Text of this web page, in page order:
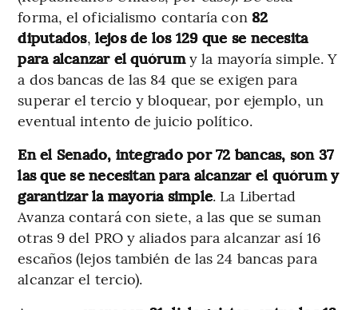
forma, el oficialismo contaría con 82
diputados, lejos de los 129 que se necesita
para alcanzar el quórumy la mayoría simple. Y
a dos bancas de las 84 que se exigen para
superar el tercio y bloquear, por ejemplo, un
eventual intento de juicio político.
En el Senado, integrado por 72 bancas, son 37
las que se necesitan para alcanzar el quórum y
garantizar la mayoría simple. La Libertad
Avanza contará con siete, a las que se suman
otras 9 del PRO y aliados para alcanzar así 16
escaños (lejos también de las 24 bancas para
alcanzar el tercio).